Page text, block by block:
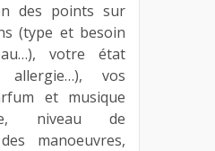
des points sur
(type et besoin
votre état
allergie…), vos
et musique
niveau de
manoeuvres,